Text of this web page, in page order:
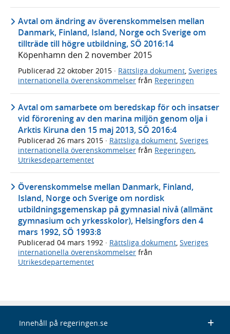
Avtal om ändring av överenskommelsen mellan
Danmark, Finland, Island, Norge och Sverige om
tillträde till högre utbildning, SÖ 2016:14
Köpenhamn den 2 november 2015
Publicerad 22 oktober 2015 · Rättsliga dokument, Sveriges
internationella överenskommelser från Regeringen
Avtal om samarbete om beredskap för och insatser
vid förorening av den marina miljön genom olja i
Arktis Kiruna den 15 maj 2013, SÖ 2016:4
Publicerad 26 mars 2015 · Rättsliga dokument, Sveriges
internationella överenskommelser från Regeringen,
Utrikesdepartementet
Överenskommelse mellan Danmark, Finland,
Island, Norge och Sverige om nordisk
utbildningsgemenskap på gymnasial nivå (allmänt
gymnasium och yrkesskolor), Helsingfors den 4
mars 1992, SÖ 1993:8
Publicerad 04 mars 1992 · Rättsliga dokument Sveriges
internationella överenskommelser från
Utrikesdepartementet
Innehåll på regeringen.se